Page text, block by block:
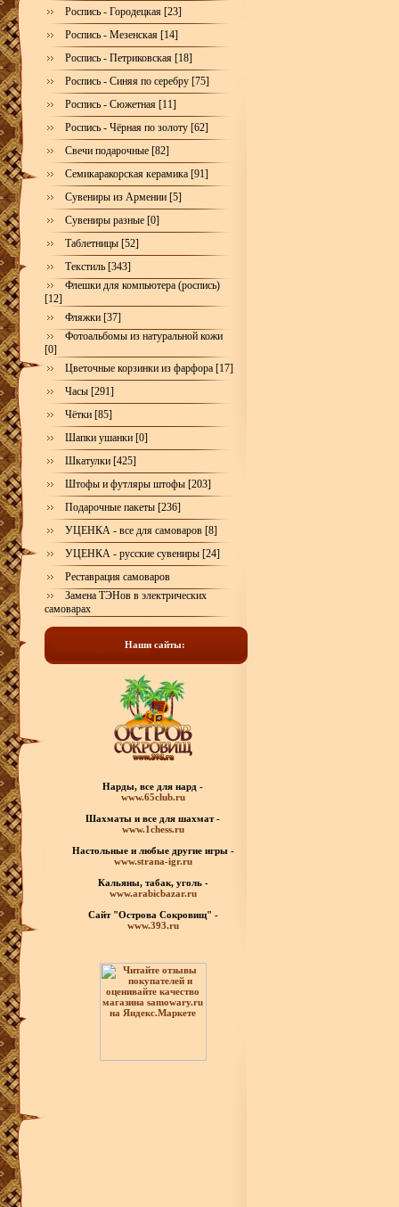
Роспись - Городецкая [23]
Роспись - Мезенская [14]
Роспись - Петриковская [18]
Роспись - Синяя по серебру [75]
Роспись - Сюжетная [11]
Роспись - Чёрная по золоту [62]
Свечи подарочные [82]
Семикаракорская керамика [91]
Сувениры из Армении [5]
Сувениры разные [0]
Таблетницы [52]
Текстиль [343]
Флешки для компьютера (роспись)
[12]
Фляжки [37]
Фотоальбомы из натуральной кожи
[0]
Цветочные корзинки из фарфора [17]
Часы [291]
Чётки [85]
Шапки ушанки [0]
Шкатулки [425]
Штофы и футляры штофы [203]
Подарочные пакеты [236]
УЦЕНКА - все для самоваров [8]
УЦЕНКА - русские сувениры [24]
Реставрация самоваров
Замена ТЭНов в электрических
самоварах
Наши сайты:
Нарды, все для нард -
www.65club.ru
Шахматы и все для шахмат -
www.1chess.ru
Настольные и любые другие игры -
www.strana-igr.ru
Кальяны, табак, уголь -
www.arabicbazar.ru
Сайт "Острова Сокровищ" -
www.393.ru